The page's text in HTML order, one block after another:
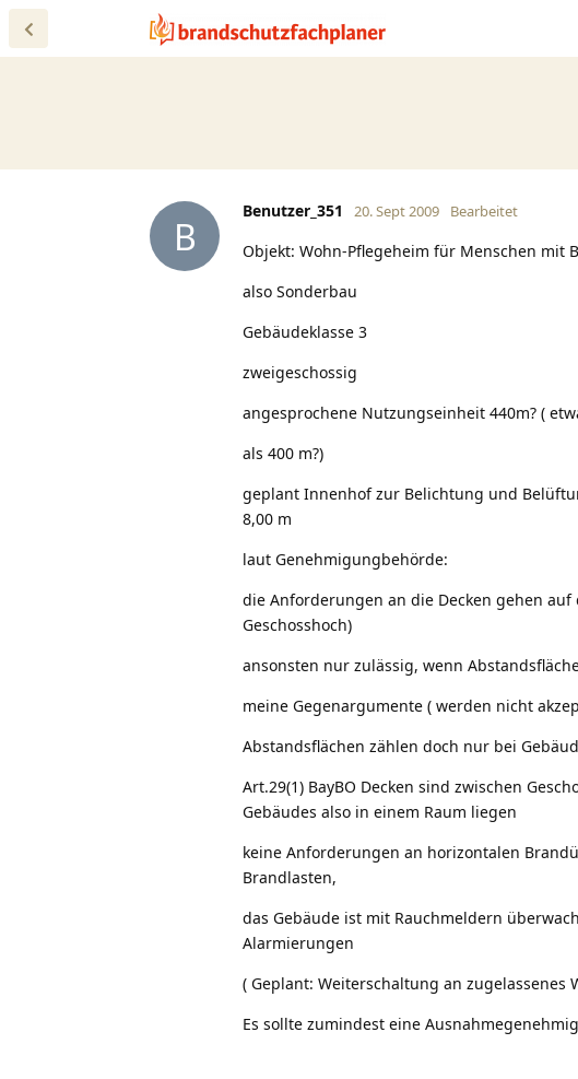
B
Benutzer_351 20. Sept 2009 Bearbeitet
Objekt: Wohn-Pflegeheim für Menschen mit
also Sonderbau
Gebäudeklasse 3
zweigeschossig
angesprochene Nutzungseinheit 440m? (
als 400 m?)
geplant Innenhof zur Belichtung und
8,00 m
laut Genehmigungbehörde:
die Anforderungen an die Decken gehen auf
Geschosshoch)
ansonsten nur zulässig, wenn
meine Gegenargumente ( werden nicht
Abstandsflächen zählen doch nur bei
Art.29(1) BayBO Decken sind zwischen
Gebäudes also in einem Raum liegen
keine Anforderungen an horizontalen
Brandlasten,
das Gebäude ist mit Rauchmeldern
Alarmierungen
( Geplant: Weiterschaltung an zugelassenes
Es sollte zumindest eine